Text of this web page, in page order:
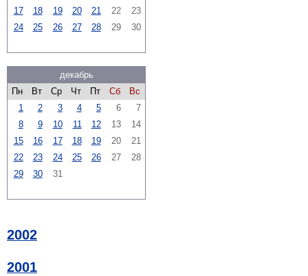
17
18 19 20 21 22
23
24
25 26 27 28 29 30
декабрь
Пн
Вт Ср Чт Пт Сб
Вс
1
2 3 4 5 6
7
8
9 10 11 12 13
14
15
16 17 18 19 20
21
22
23 24 25 26 27
28
29
30 31
2002
2001